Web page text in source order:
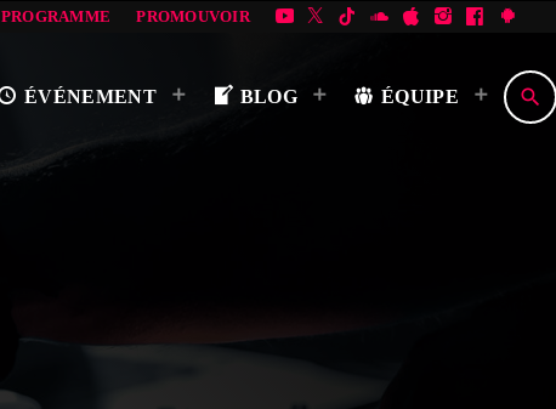
PROGRAMME PROMOUVOIR
ÉVÉNEMENT BLOG ÉQUIPE search